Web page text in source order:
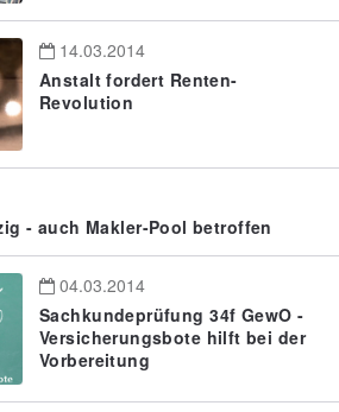
14.03.2014
Anstalt fordert Renten-
Revolution
- auch Makler-Pool betroffen
04.03.2014
Sachkundeprüfung 34f GewO -
Versicherungsbote hilft bei der
Vorbereitung